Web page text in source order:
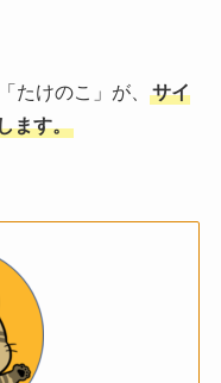
たけのこ」が、
サイ
ます。